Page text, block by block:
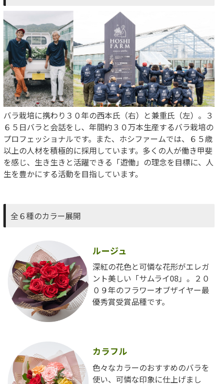
バラ栽培に携わり３０年の西本氏（右）と兼重氏（左）。３
６５日バラと会話をし、年間約３０万本生産するバラ栽培の
プロフェッショナルです。また、ホシファームでは、６５歳
以上の人材を積極的に採用しています。多くの人が働き甲斐
を感じ、生き生きと活躍できる「遊働」の理念を目標に、人
生を豊かにする活動を目指しています。
全６種のカラー展開
ルージュ
深紅の花色と可憐な花形がエレガ
ント美しい「サムライ08」。２０
０９年のフラワーオブザイヤー最
優秀賞受賞品種です。
カラフル
色々なカラーのおすすめのバラを
使い、可憐な印象に仕上げまし